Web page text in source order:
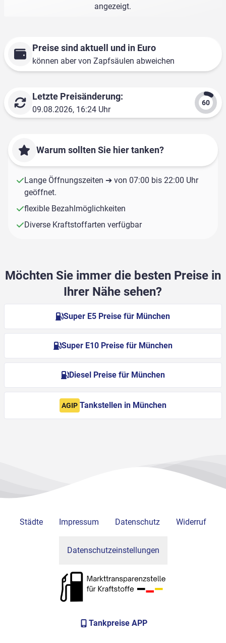
angezeigt.
Preise sind aktuell und in Euro
können aber von Zapfsäulen abweichen
Letzte Preisänderung:
09.08.2026, 16:24 Uhr
Warum sollten Sie hier tanken?
Lange Öffnungszeiten ➔ von 07:00 bis 22:00 Uhr
geöffnet.
flexible Bezahlmöglichkeiten
Diverse Kraftstoffarten verfügbar
Möchten Sie immer die besten Preise in
Ihrer Nähe sehen?
Super E5 Preise für München
Super E10 Preise für München
Diesel Preise für München
AGIP Tankstellen in München
Städte Impressum Datenschutz Widerruf
Datenschutzeinstellungen
Tankpreise APP